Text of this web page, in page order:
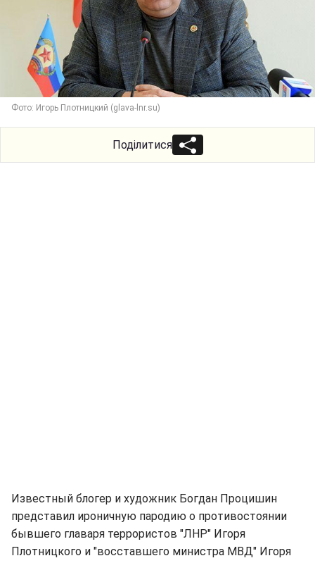
Фото: Игорь Плотницкий (glava-lnr.su)
Поділитися
Известный блогер и художник Богдан Процишин
представил ироничную пародию о противостоянии
бывшего главаря террористов "ЛНР" Игоря
Плотницкого и "восставшего министра МВД" Игоря